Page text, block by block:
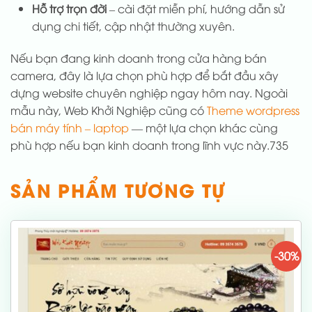
Hỗ trợ trọn đời– cài đặt miễn phí, hướng dẫn sử
dụng chi tiết, cập nhật thường xuyên.
Nếu bạn đang kinh doanh trong cửa hàng bán
camera, đây là lựa chọn phù hợp để bắt đầu xây
dựng website chuyên nghiệp ngay hôm nay. Ngoài
mẫu này, Web Khởi Nghiệp cũng cóTheme wordpress
bán máy tính – laptop— một lựa chọn khác cùng
phù hợp nếu bạn kinh doanh trong lĩnh vực này.735
SẢN PHẨM TƯƠNG TỰ
-30%